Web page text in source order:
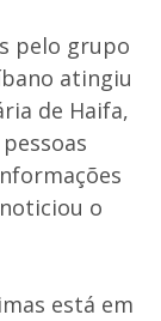
pelo grupo
atingiu
de Haifa,
o
está em